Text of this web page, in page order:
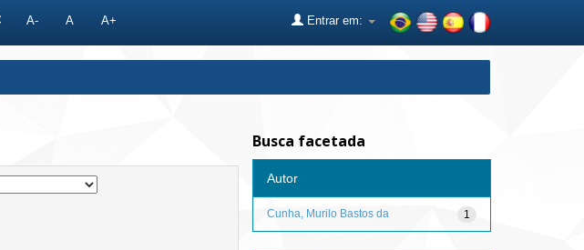
A- A A+ Entrar em:
Busca facetada
Autor
1
Cunha, Murilo Bastos da